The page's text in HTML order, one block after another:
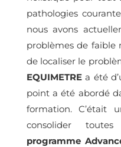
pathologies
nous avons
problèmes de faible
de localiser le
EQUIMETREa été
point a été abordé
formation. C’était
consolider
programme